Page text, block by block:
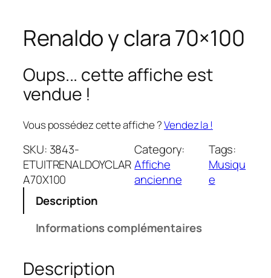
Renaldo y clara 70×100
Oups... cette affiche est
vendue !
Vous possédez cette affiche ?Vendez la !
SKU: 3843-
ETUITRENALDOYCLAR
A70X100
Category:
Affiche
ancienne
Tags:
Musiqu
e
Description
Informations complémentaires
Description